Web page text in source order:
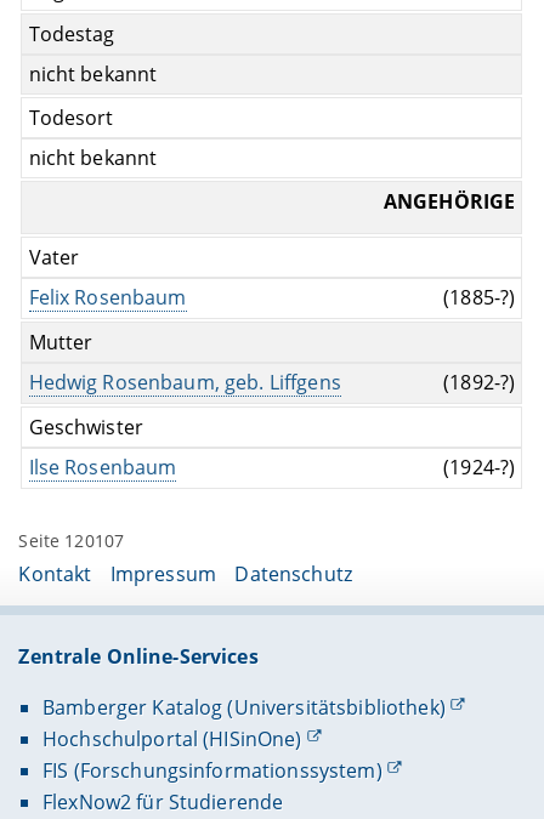
Todestag
nicht bekannt
Todesort
nicht bekannt
ANGEHÖRIGE
Vater
Felix Rosenbaum
(1885-?)
Mutter
Hedwig Rosenbaum, geb. Liffgens
(1892-?)
Geschwister
Ilse Rosenbaum
(1924-?)
Seite 120107
Kontakt Impressum Datenschutz
Zentrale Online-Services
Bamberger Katalog (Universitätsbibliothek)
Hochschulportal (HISinOne)
FIS (Forschungsinformationssystem)
FlexNow2 für Studierende